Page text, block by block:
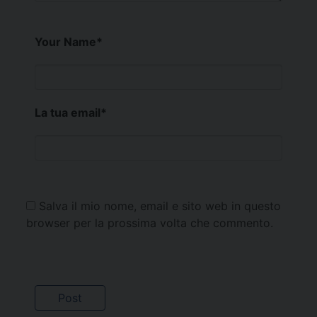
Your Name*
La tua email*
Salva il mio nome, email e sito web in questo
browser per la prossima volta che commento.